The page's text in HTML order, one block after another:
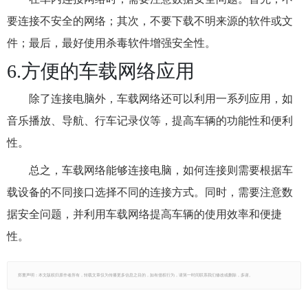
要连接不安全的网络；其次，不要下载不明来源的软件或文
件；最后，最好使用杀毒软件增强安全性。
6.方便的车载网络应用
除了连接电脑外，车载网络还可以利用一系列应用，如
音乐播放、导航、行车记录仪等，提高车辆的功能性和便利
性。
总之，车载网络能够连接电脑，如何连接则需要根据车
载设备的不同接口选择不同的连接方式。同时，需要注意数
据安全问题，并利用车载网络提高车辆的使用效率和便捷
性。
郑重声明：本文版权归原作者所有，转载文章仅为传播更多信息之目的，如有侵权行为，请第一时间联系我们修改或删除，多谢。